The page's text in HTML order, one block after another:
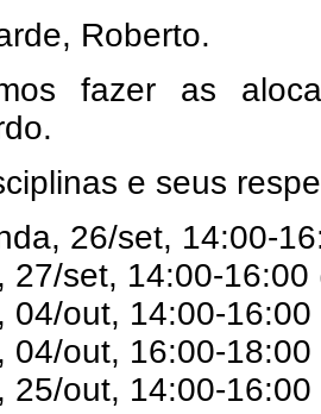
Roberto.
fazer as
e seus
26/set, 14:00-
27/set, 14:00-
04/out, 14:00-
04/out, 16:00-
25/out, 14:00-